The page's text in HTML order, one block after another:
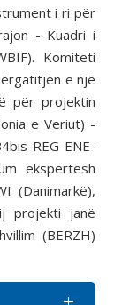
i ri për
- Kuadri i
Komiteti
e një
për projektin
e Veriut) -
REG-ENE-
ekspertësh
(Danimarkë),
projekti janë
(BERZH)